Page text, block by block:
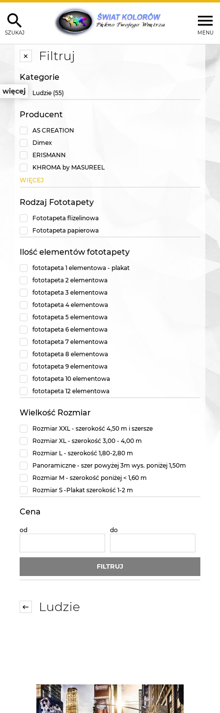
MENU
SZUKAJ
więcej
Filtruj
Kategorie
Ludzie (55)
Producent
AS CREATION
Dimex
ERISMANN
KHROMA by MASUREEL
WIĘCEJ
Rodzaj Fototapety
Fototapeta flizelinowa
Fototapeta papierowa
Ilość elementów fototapety
fototapeta 1 elementowa - plakat
fototapeta 2 elementowa
fototapeta 3 elementowa
fototapeta 4 elementowa
fototapeta 5 elementowa
fototapeta 6 elementowa
fototapeta 7 elementowa
fototapeta 8 elementowa
fototapeta 9 elementowa
fototapeta 10 elementowa
fototapeta 12 elementowa
Wielkość Rozmiar
Rozmiar XXL - szerokość 4,50 m i szersze
Rozmiar XL - szerokość 3,00 - 4,00 m
Rozmiar L - szerokość 1,80-2,80 m
Panoramiczne - szer powyżej 3m wys. poniżej 1,50m
Rozmiar M - szerokość poniżej < 1,60 m
Rozmiar S -Plakat szerokość 1-2 m
Cena
od do
FILTRUJ
Ludzie